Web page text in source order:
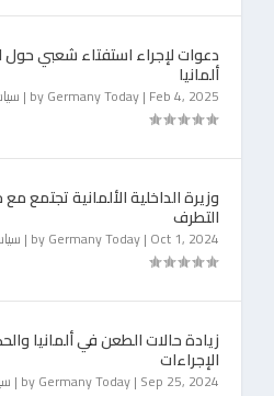
دعوات لإجراء استفتاء شعبي
ألمانيا
byGermany Today| Feb 4, 2025
|
وزيرة الداخلية الألمانية تجتمع
التطرف
byGermany Today| Oct 1, 2024
|
زيادة حالات الطعن في ألمانيا
الإجراءات
byGermany Today| Sep 25, 2024
|